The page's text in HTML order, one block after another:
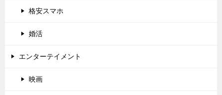
格安スマホ
婚活
エンターテイメント
映画